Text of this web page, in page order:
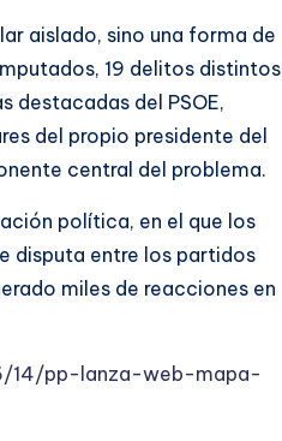
aislado, sino una forma de
19 delitos distintos
destacadas del PSOE,
del propio presidente del
central del problema.
política, en el que los
disputa entre los partidos
miles de reacciones en
14/pp-lanza-web-mapa-